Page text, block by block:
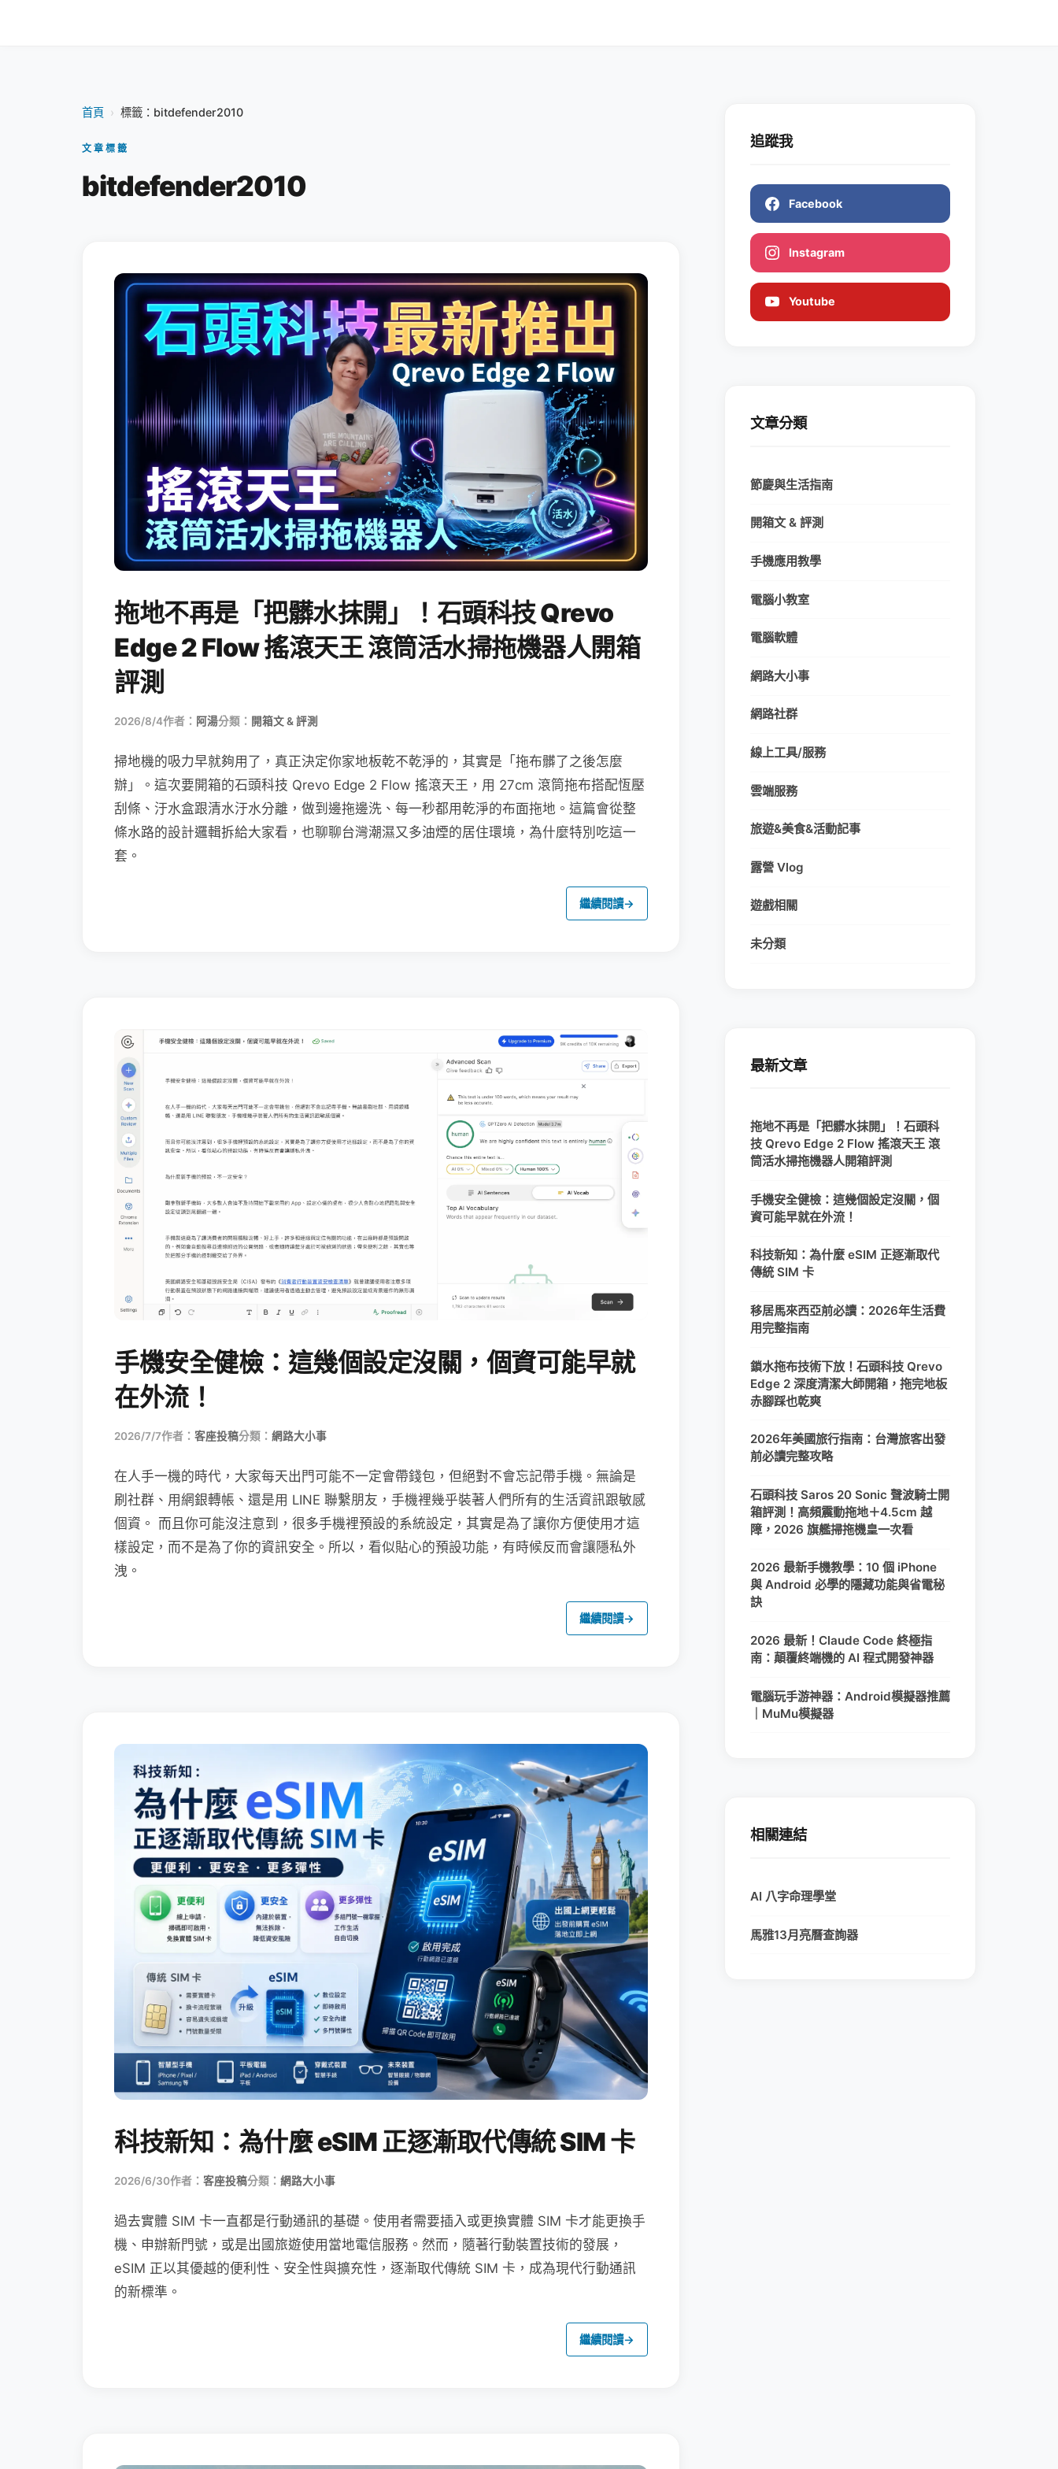
首頁 › 標籤：bitdefender2010
文章標籤
bitdefender2010
拖地不再是「把髒水抹開」！石頭科技 Qrevo
Edge 2 Flow 搖滾天王 滾筒活水掃拖機器人開箱
評測
2026/8/4作者： 阿湯分類： 開箱文 & 評測
掃地機的吸力早就夠用了，真正決定你家地板乾不乾淨的，其實是「拖布髒了之後怎麼
辦」。這次要開箱的石頭科技 Qrevo Edge 2 Flow 搖滾天王，用 27cm 滾筒拖布搭配恆壓
刮條、汙水盒跟清水汙水分離，做到邊拖邊洗、每一秒都用乾淨的布面拖地。這篇會從整
條水路的設計邏輯拆給大家看，也聊聊台灣潮濕又多油煙的居住環境，為什麼特別吃這一
套。
繼續閱讀→
手機安全健檢：這幾個設定沒關，個資可能早就
在外流！
2026/7/7作者： 客座投稿分類： 網路大小事
在人手一機的時代，大家每天出門可能不一定會帶錢包，但絕對不會忘記帶手機。無論是
刷社群、用網銀轉帳、還是用 LINE 聯繫朋友，手機裡幾乎裝著人們所有的生活資訊跟敏感
個資。 而且你可能沒注意到，很多手機裡預設的系統設定，其實是為了讓你方便使用才這
樣設定，而不是為了你的資訊安全。所以，看似貼心的預設功能，有時候反而會讓隱私外
洩。
繼續閱讀→
科技新知：為什麼 eSIM 正逐漸取代傳統 SIM 卡
2026/6/30作者： 客座投稿分類： 網路大小事
過去實體 SIM 卡一直都是行動通訊的基礎。使用者需要插入或更換實體 SIM 卡才能更換手
機、申辦新門號，或是出國旅遊使用當地電信服務。然而，隨著行動裝置技術的發展，
eSIM 正以其優越的便利性、安全性與擴充性，逐漸取代傳統 SIM 卡，成為現代行動通訊
的新標準。
繼續閱讀→
追蹤我
Facebook
Instagram
Youtube
文章分類
節慶與生活指南
開箱文 & 評測
手機應用教學
電腦小教室
電腦軟體
網路大小事
網路社群
線上工具/服務
雲端服務
旅遊&美食&活動記事
露營 Vlog
遊戲相關
未分類
最新文章
拖地不再是「把髒水抹開」！石頭科
技 Qrevo Edge 2 Flow 搖滾天王 滾
筒活水掃拖機器人開箱評測
手機安全健檢：這幾個設定沒關，個
資可能早就在外流！
科技新知：為什麼 eSIM 正逐漸取代
傳統 SIM 卡
移居馬來西亞前必讀：2026年生活費
用完整指南
鎖水拖布技術下放！石頭科技 Qrevo
Edge 2 深度清潔大師開箱，拖完地板
赤腳踩也乾爽
2026年美國旅行指南：台灣旅客出發
前必讀完整攻略
石頭科技 Saros 20 Sonic 聲波騎士開
箱評測！高頻震動拖地＋4.5cm 越
障，2026 旗艦掃拖機皇一次看
2026 最新手機教學：10 個 iPhone
與 Android 必學的隱藏功能與省電秘
訣
2026 最新！Claude Code 終極指
南：顛覆終端機的 AI 程式開發神器
電腦玩手游神器：Android模擬器推薦
｜MuMu模擬器
相關連結
AI 八字命理學堂
馬雅13月亮曆查詢器